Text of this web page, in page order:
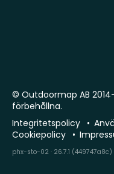
© Outdoormap AB
förbehållna.
Integritetspolicy
Cookiepolicy
phx-sto-02 · 26.7.1 (449747a8c)